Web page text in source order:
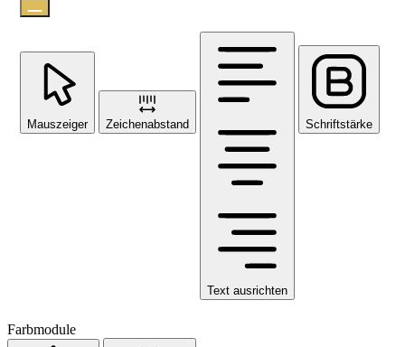
Mauszeiger Zeichenabstand
Text ausrichten
Schriftstärke
Farbmodule